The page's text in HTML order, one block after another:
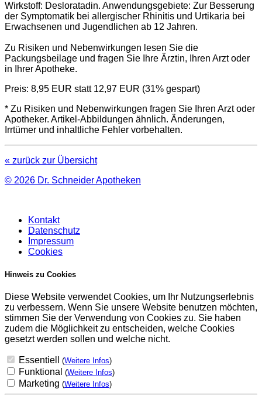
Wirkstoff: Desloratadin. Anwendungsgebiete: Zur Besserung
der Symptomatik bei allergischer Rhinitis und Urtikaria bei
Erwachsenen und Jugendlichen ab 12 Jahren.
Zu Risiken und Nebenwirkungen lesen Sie die
Packungsbeilage und fragen Sie Ihre Ärztin, Ihren Arzt oder
in Ihrer Apotheke.
Preis: 8,95 EUR statt 12,97 EUR (31% gespart)
* Zu Risiken und Nebenwirkungen fragen Sie Ihren Arzt oder
Apotheker. Artikel-Abbildungen ähnlich. Änderungen,
Irrtümer und inhaltliche Fehler vorbehalten.
« zurück zur Übersicht
© 2026 Dr. Schneider Apotheken
Kontakt
Datenschutz
Impressum
Cookies
Hinweis zu Cookies
Diese Website verwendet Cookies, um Ihr Nutzungserlebnis
zu verbessern. Wenn Sie unsere Website benutzen möchten,
stimmen Sie der Verwendung von Cookies zu. Sie haben
zudem die Möglichkeit zu entscheiden, welche Cookies
gesetzt werden sollen und welche nicht.
Essentiell (Weitere Infos)
Funktional (Weitere Infos)
Marketing (Weitere Infos)